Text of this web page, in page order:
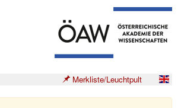
Merkliste/Leuchtpult